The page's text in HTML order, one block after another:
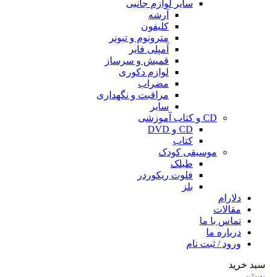
سایر لوازم جانبی
آرشه
کلیفون
مترونوم و تیونر
آمپلی فایر
قمیش و سرساز
لوازم دکوری
مضراب
مراقبت و نگهداری
سایر
CD و کتاب آموزشی
CD و DVD
کتاب
موسیقی کودک
طبلک
فلوت ریکوردر
بلز
دلارام
مقالات
تماس با ما
درباره ما
ورود / ثبت نام
سبد خرید